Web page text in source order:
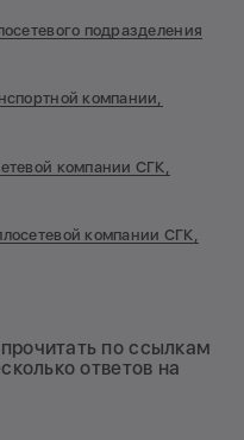
подразделения
компании,
компании СГК,
компании СГК,
по ссылкам
ответов на